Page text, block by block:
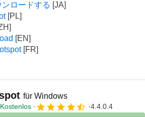
ロードする
für Windows
Kostenlos 4.4.0.4